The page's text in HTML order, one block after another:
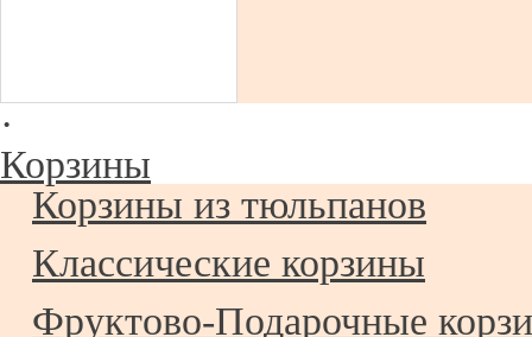
·
Корзины
Корзины из тюльпанов
Классические корзины
Фруктово-Подарочные